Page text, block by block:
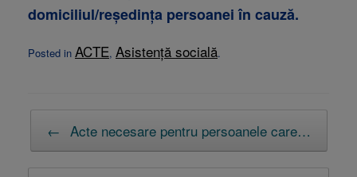
domiciliul/reședința persoanei în cauză.
Posted in ACTE, Asistență socială.
← Acte necesare pentru persoanele care…